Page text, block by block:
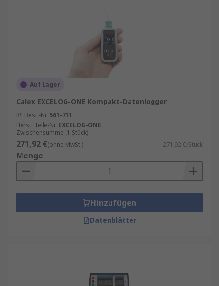
Auf Lager
Calex EXCELOG-ONE Kompakt-Datenlogger
RS Best.-Nr. 561-711
Herst. Teile-Nr. EXCELOG-ONE
Zwischensumme (1 Stück)
271,92 €(ohne MwSt.) 271,92 €/Stück
Menge
Hinzufügen
Datenblätter